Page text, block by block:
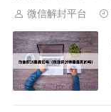
微信解封平台